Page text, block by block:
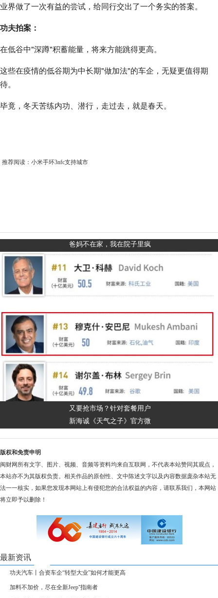
业界做了一次有益的尝试，给同行交出了一个务实的答案。
功夫拍案：
在低谷中"深蹲"积蓄能量，将来方能跳得更高。
这些在疫情的低谷期为中长期"做加法"的车企，无疑更值得期
待。
毕竟，冬天苦练内功、潜行，走过去，就是春天。
推荐阅读： 小米手环3nfc支持城市
爸妈不在家，我在院子里疯
又要抢市场？针对套餐用户
新海诚《天气之子》官方微
版权和免责申明
闽财网所有文字、图片、视频、音频等资料均来自互联网，不代表本站赞同其观点，
本站亦不为其版权负责。相关作品的原创性、文中陈述文字以及内容数据庞杂本站无
法一一核实，如果您发现本网站上有侵犯您的合法权益的内容，请联系我们，本网站
将立即予以删除！
最新资讯
功夫汽车丨合资车企“转型大业”如何才能更高
加料不加价，尽在全新Jeep⁺指南者